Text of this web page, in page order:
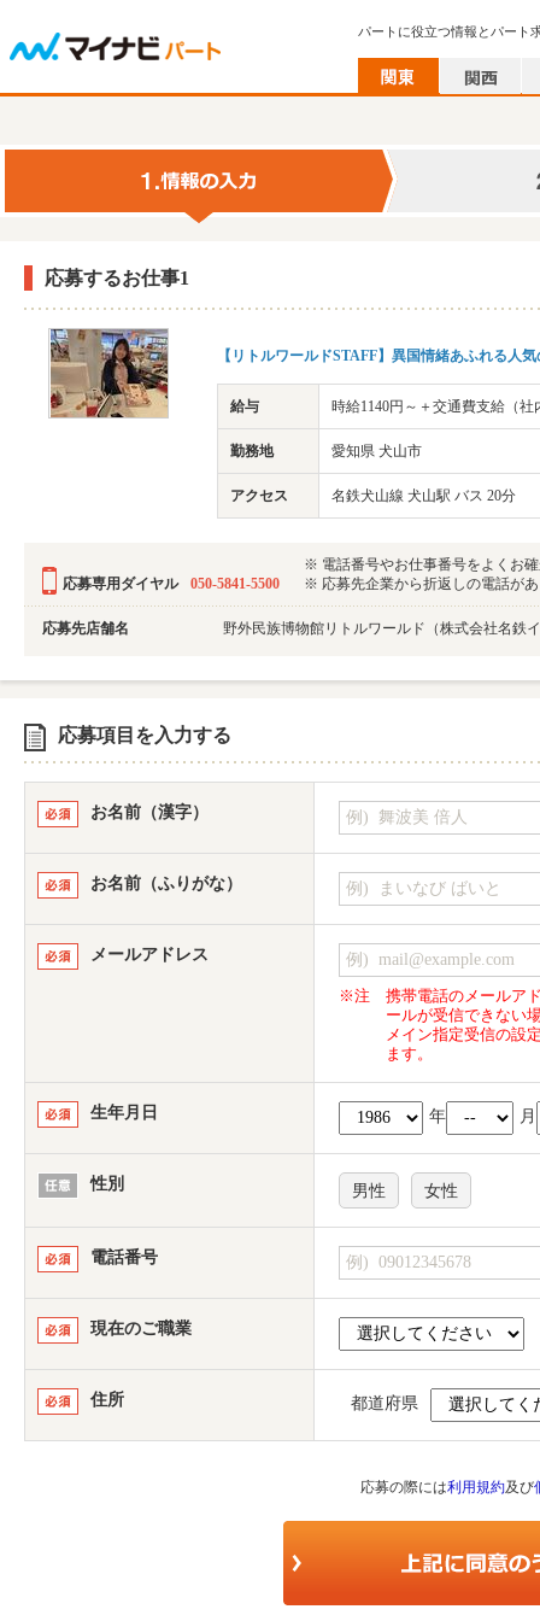
パートに役立つ情報とパート
応募するお仕事1
【リトルワールドSTAFF】異国情緒あふれる
給与 時給1140円～＋交通費支給（社
勤務地 愛知県 犬山市
アクセス 名鉄犬山線 犬山駅 バス 20分
応募専用ダイヤル 050-5841-5500
※ 電話番号やお仕事番号をよくお
※ 応募先企業から折返しの電話が
応募先店舗名 野外民族博物館リトルワールド（株式会社名鉄
応募項目を入力する
お名前（漢字）
お名前（ふりがな）
メールアドレス
※注
携帯電話のメールア
ールが受信できない
メイン指定受信の設
ます。
生年月日 年 月
性別 男性 女性
電話番号
現在のご職業
住所 都道府県
応募の際には利用規約及び